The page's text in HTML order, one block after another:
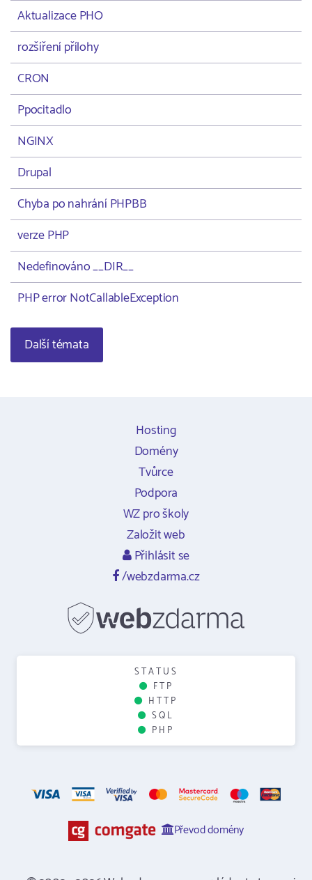
Aktualizace PHO
rozšíření přílohy
CRON
Ppocitadlo
NGINX
Drupal
Chyba po nahrání PHPBB
verze PHP
Nedefinováno __DIR__
PHP error NotCallableException
Další témata
Hosting
Domény
Tvůrce
Podpora
WZ pro školy
Založit web
Přihlásit se
/webzdarma.cz
STATUS
FTP
HTTP
SQL
PHP
Převod domény